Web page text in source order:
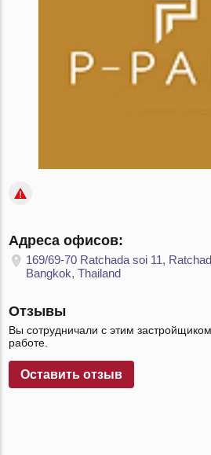
Адреса офисов:
169/69-70 Ratchada soi 11,
Bangkok, Thailand
Отзывы
Вы сотрудничали с этим
работе.
Оставить отзыв